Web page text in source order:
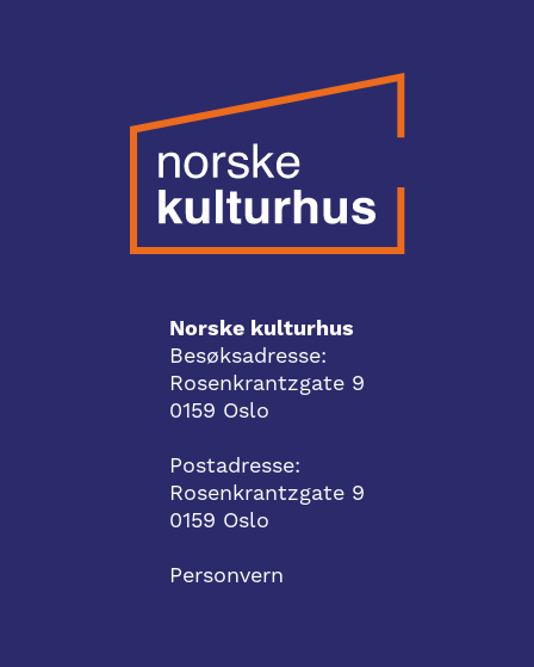
Norske kulturhus
Besøksadresse:
Rosenkrantzgate 9
0159 Oslo
Postadresse:
Rosenkrantzgate 9
0159 Oslo
Personvern